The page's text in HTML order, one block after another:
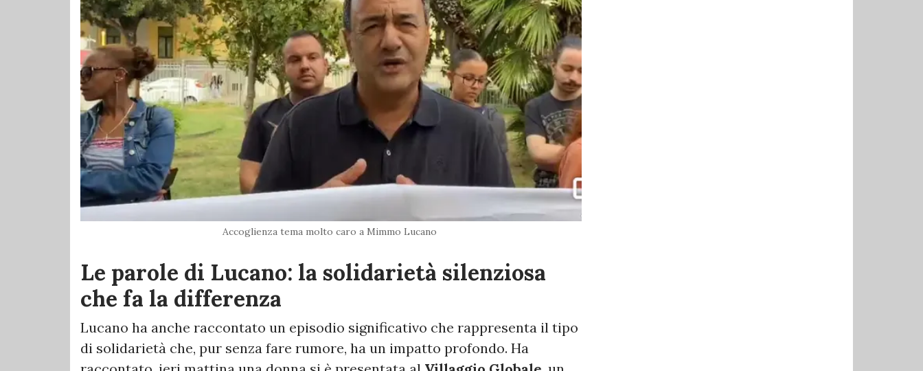
Accoglienza tema molto caro a Mimmo Lucano
Le parole di Lucano: la solidarietà silenziosa
che fa la differenza
Lucano ha anche raccontato un episodio significativo che rappresenta il tipo
di solidarietà che, pur senza fare rumore, ha un impatto profondo. Ha